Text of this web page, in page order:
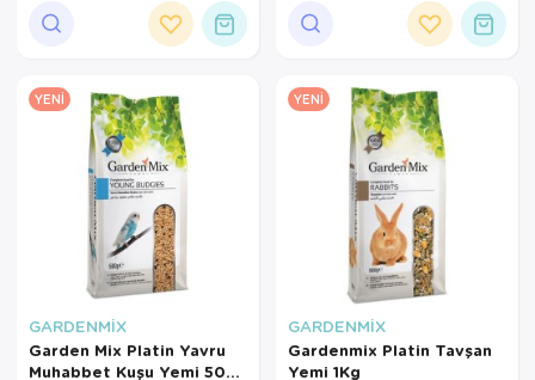
YENI
GARDENMİX
Garden Mix Platin Yavru
Muhabbet Kuşu Yemi 500
YENI
GARDENMİX
Gardenmix Platin Tavşan
Yemi 1Kg